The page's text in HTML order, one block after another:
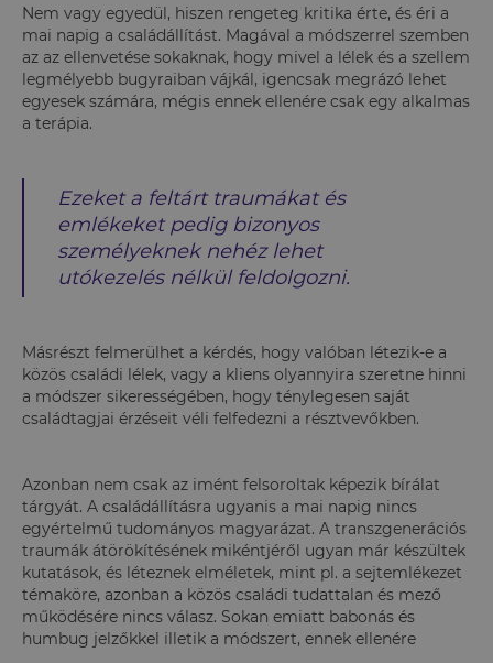
Nem vagy egyedül, hiszen rengeteg kritika érte, és éri a
mai napig a családállítást. Magával a módszerrel szemben
az az ellenvetése sokaknak, hogy mivel a lélek és a szellem
legmélyebb bugyraiban vájkál, igencsak megrázó lehet
egyesek számára, mégis ennek ellenére csak egy alkalmas
a terápia.
Ezeket a feltárt traumákat és
emlékeket pedig bizonyos
személyeknek nehéz lehet
utókezelés nélkül feldolgozni.
Másrészt felmerülhet a kérdés, hogy valóban létezik-e a
közös családi lélek, vagy a kliens olyannyira szeretne hinni
a módszer sikerességében, hogy ténylegesen saját
családtagjai érzéseit véli felfedezni a résztvevőkben.
Azonban nem csak az imént felsoroltak képezik bírálat
tárgyát. A családállításra ugyanis a mai napig nincs
egyértelmű tudományos magyarázat. A transzgenerációs
traumák átörökítésének mikéntjéről ugyan már készültek
kutatások, és léteznek elméletek, mint pl. a sejtemlékezet
témaköre, azonban a közös családi tudattalan és mező
működésére nincs válasz. Sokan emiatt babonás és
humbug jelzőkkel illetik a módszert, ennek ellenére